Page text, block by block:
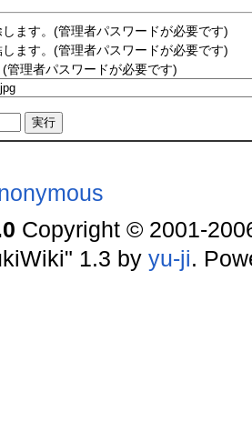
ます。(管理者パスワードが必要です)
ます。(管理者パスワードが必要です)
管理者パスワードが必要です)
Copyright © 2001-
1.3 by yu-ji.